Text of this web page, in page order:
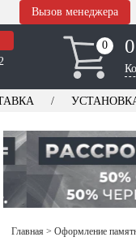
Вызов менеджера
0
0
Главная > Оформление